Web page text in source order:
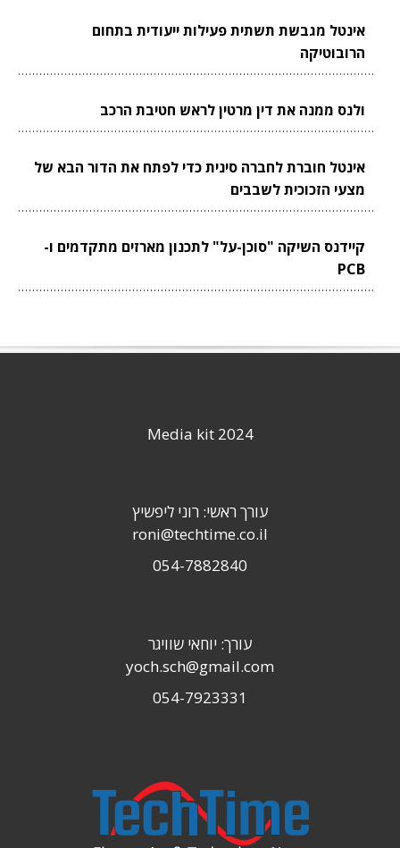
אינטל מגבשת תשתית פעילות ייעודית בתחום
הרובוטיקה
ולנס ממנה את דין מרטין לראש חטיבת הרכב
אינטל חוברת לחברה סינית כדי לפתח את הדור הבא של
מצעי הזכוכית לשבבים
קיידנס השיקה "סוכן-על" לתכנון מארזים מתקדמים ו-
PCB
Media kit 2024
עורך ראשי: רוני ליפשיץ
roni@techtime.co.il
054-7882840
עורך: יוחאי שוויגר
yoch.sch@gmail.com
054-7923331